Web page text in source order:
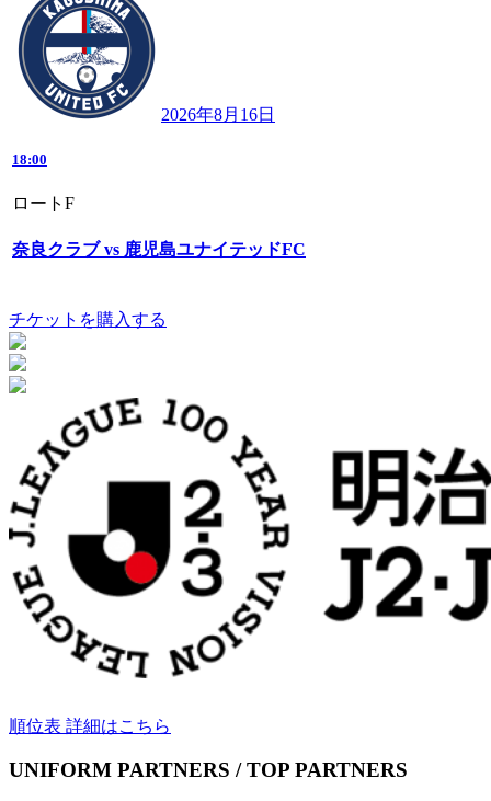
2026年8月16日
18:00
ロートF
奈良クラブ vs 鹿児島ユナイテッドFC
チケットを購入する
順位表 詳細はこちら
UNIFORM PARTNERS / TOP PARTNERS